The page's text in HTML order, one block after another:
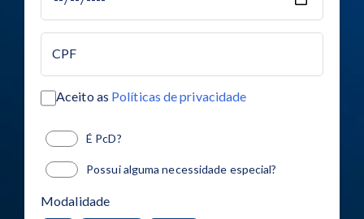
CPF
Aceito as Políticas de privacidade
É PcD?
Possui alguma necessidade especial?
Modalidade